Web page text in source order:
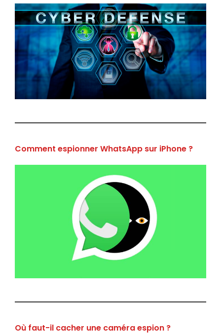
Comment espionner WhatsApp sur iPhone ?
Où faut-il cacher une caméra espion ?